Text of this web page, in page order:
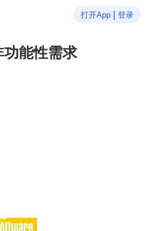
打开App 登录
能性需求